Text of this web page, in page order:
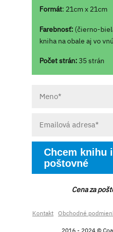
Formát: 21cm x 21cm
Farebnosť: (čierno-
kniha na obale aj vo
Počet strán:35 strán
Chcem knihu
poštovné
Cena za
Kontakt Obchodné
2016 - 2024 ©